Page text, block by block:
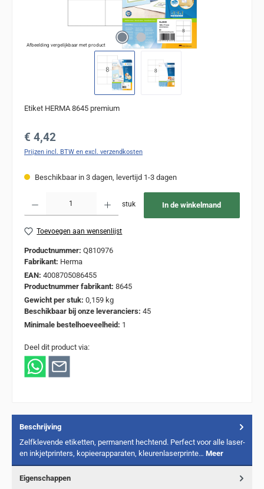
Afbeelding vergelijkbaar met product
Etiket HERMA 8645 premium
Normale prijs:
€ 4,42
Prijzen incl. BTW en excl. verzendkosten
Beschikbaar in 3 dagen, levertijd 1-3 dagen
stuk In de winkelmand
Toevoegen aan wensenlijst
Productnummer: Q810976
Fabrikant: Herma
EAN: 4008705086455
Productnummer fabrikant: 8645
Gewicht per stuk: 0,159 kg
Beschikbaar bij onze leveranciers: 45
Minimale bestelhoeveelheid: 1
Deel dit product via:
Beschrijving
Zelfklevende etiketten, permanent hechtend. Perfect voor alle laser-
en inkjetprinters, kopieerapparaten, kleurenlaserprinte… Meer
Eigenschappen